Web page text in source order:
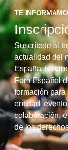
TE
Suscríbete al
actualidad del
España.
Foro Español
formación para
entidad,
colaboración,
de los